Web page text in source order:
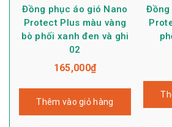
Đồng phục áo gió Nano
Protect Plus màu vàng
bò phối xanh đen và ghi
02
165,000₫
Thêm vào giỏ hàng
Đồng